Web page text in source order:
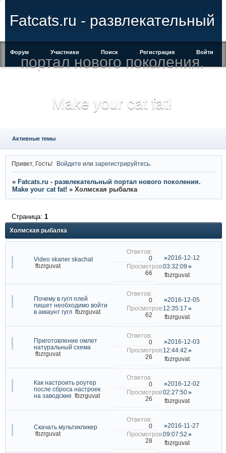
Fatcats.ru - развлекательный
портал нового поколения.
Make your cat fat!
Форум Участники Поиск Регистрация Войти
Активные темы
Привет, Гость! Войдите илизарегистрируйтесь
» Fatcats.ru - развлекательный портал нового поколения.
Make your cat fat! » Холмская рыбалка
Холмская рыбалка
Страница: 1
Video skaner skachat
fbzrguvat
0
66
2016-12-12
03:32:09
fbzrguvat
Почему в гугл плей
пишет необходимо войти
в аккаунт гугл fbzrguvat
0
62
2016-12-05
12:35:17
fbzrguvat
Приготовление омлет
натуральный схема
fbzrguvat
0
26
2016-12-03
12:44:42
fbzrguvat
Как настроить роутер
после сброса настроек
на заводские fbzrguvat
0
26
2016-12-02
02:27:50
fbzrguvat
Скачать мультикликер
fbzrguvat
0
28
2016-11-27
09:07:52
fbzrguvat